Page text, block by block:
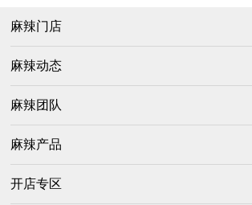
麻辣门店
麻辣动态
麻辣团队
麻辣产品
开店专区